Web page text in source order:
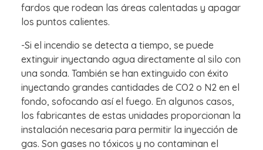
fardos que rodean las áreas calentadas y apagar
los puntos calientes.
-Si el incendio se detecta a tiempo, se puede
extinguir inyectando agua directamente al silo con
una sonda. También se han extinguido con éxito
inyectando grandes cantidades de CO2 o N2 en el
fondo, sofocando así el fuego. En algunos casos,
los fabricantes de estas unidades proporcionan la
instalación necesaria para permitir la inyección de
gas. Son gases no tóxicos y no contaminan el